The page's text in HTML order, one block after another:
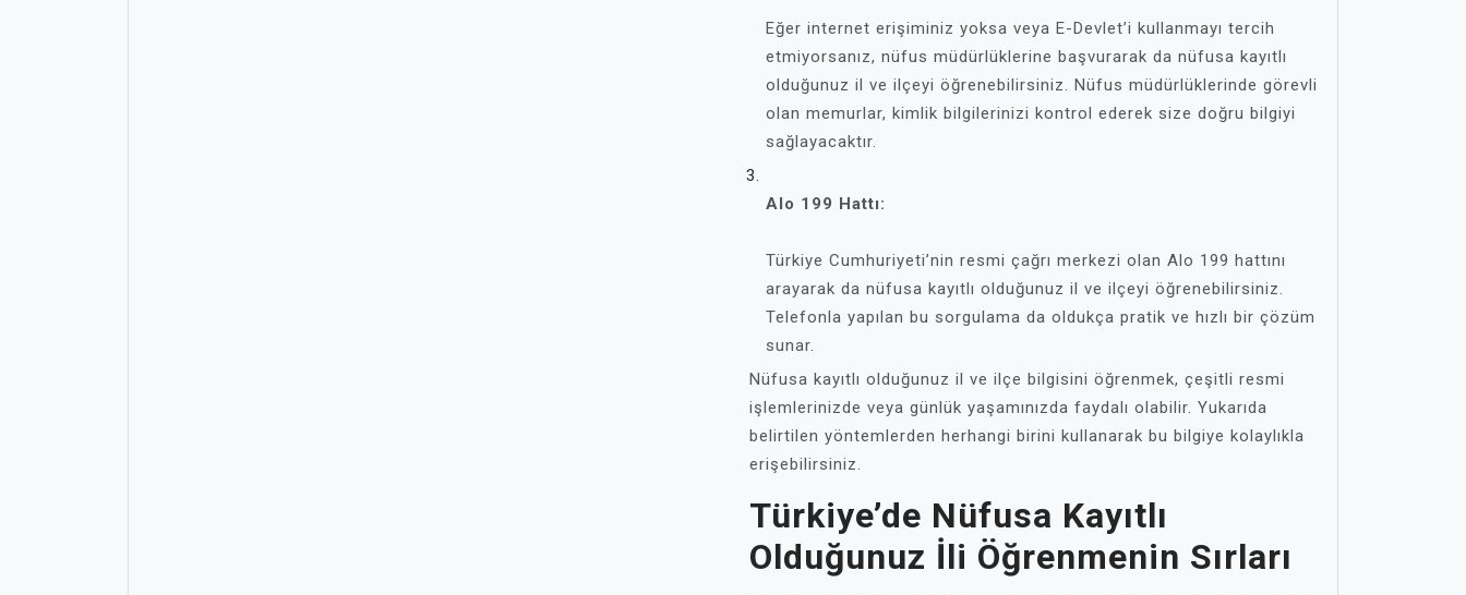
Eğer internet erişiminiz yoksa veya E-Devlet’i kullanmayı tercih
etmiyorsanız, nüfus müdürlüklerine başvurarak da nüfusa kayıtlı
olduğunuz il ve ilçeyi öğrenebilirsiniz. Nüfus müdürlüklerinde görevli
olan memurlar, kimlik bilgilerinizi kontrol ederek size doğru bilgiyi
sağlayacaktır.
Alo 199 Hattı:
Türkiye Cumhuriyeti’nin resmi çağrı merkezi olan Alo 199 hattını
arayarak da nüfusa kayıtlı olduğunuz il ve ilçeyi öğrenebilirsiniz.
Telefonla yapılan bu sorgulama da oldukça pratik ve hızlı bir çözüm
sunar.
Nüfusa kayıtlı olduğunuz il ve ilçe bilgisini öğrenmek, çeşitli resmi
işlemlerinizde veya günlük yaşamınızda faydalı olabilir. Yukarıda
belirtilen yöntemlerden herhangi birini kullanarak bu bilgiye kolaylıkla
erişebilirsiniz.
Türkiye’de Nüfusa Kayıtlı
Olduğunuz İli Öğrenmenin Sırları